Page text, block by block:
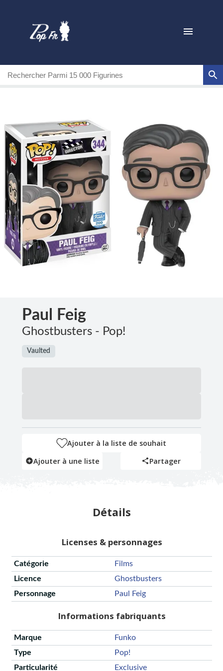
Paul Feig
Ghostbusters - Pop!
Vaulted
Ajouter à la liste de souhait
Ajouter à une liste
Partager
Détails
Licenses & personnages
Catégorie
Films
Licence
Ghostbusters
Personnage
Paul Feig
Informations fabriquants
Marque
Funko
Type
Pop!
Particularité
Exclusive